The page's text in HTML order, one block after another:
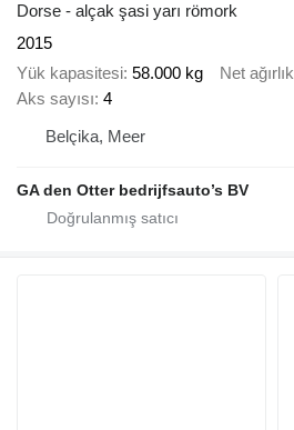
Dorse - alçak şasi yarı römork
2015
Yük kapasitesi 58.000 kg Net ağırlık
Aks sayısı 4
Belçika, Meer
GA den Otter bedrijfsauto’s BV